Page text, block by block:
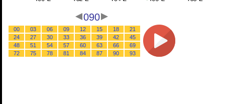
090
00 03 06 09 12 15 18
21
24
27 30 33 36 39 42
45
48
51 54 57 60 63 66
69
72
75 78 81 84 87 90 93